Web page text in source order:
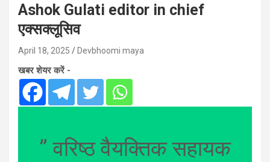
Ashok Gulati editor in chief
एक्सक्लूसिव
April 18, 2025 Devbhoomi maya
खबर शेयर करें -
” वरिष्ठ वैयक्तिक सहायक